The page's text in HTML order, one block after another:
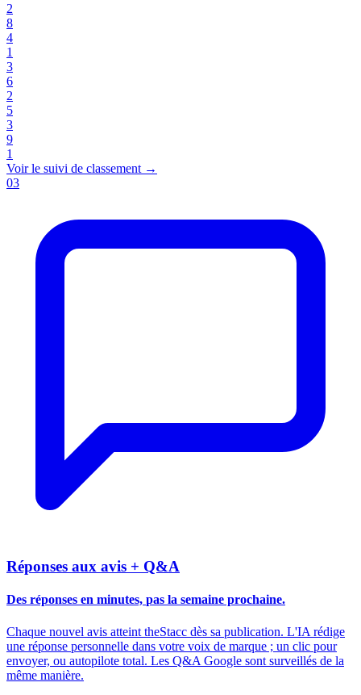
2
8
4
1
3
6
2
5
3
9
1
Voir le suivi de classement →
03
Réponses aux avis + Q&A
Des réponses en minutes, pas la semaine prochaine.
Chaque nouvel avis atteint theStacc dès sa publication. L'IA rédige
une réponse personnelle dans votre voix de marque ; un clic pour
envoyer, ou autopilote total. Les Q&A Google sont surveillés de la
même manière.